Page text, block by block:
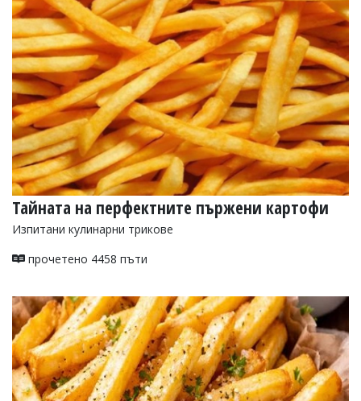
Тайната на перфектните пържени картофи
Изпитани кулинарни трикове
прочетено 4458 пъти